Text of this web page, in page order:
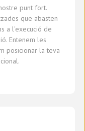
punt fort.
que abasten
a l'execució de
Entenem les
posicionar la teva